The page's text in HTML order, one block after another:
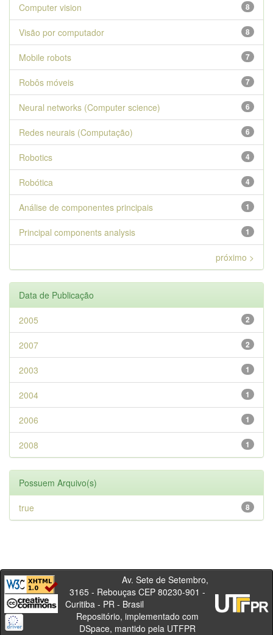
8
Computer vision
8
Visão por computador
7
Mobile robots
7
Robôs móveis
6
Neural networks (Computer science)
6
Redes neurais (Computação)
4
Robotics
4
Robótica
1
Análise de componentes principais
1
Principal components analysis
próximo >
Data de Publicação
2
2005
2
2007
1
2003
1
2004
1
2006
1
2008
Possuem Arquivo(s)
8
true
Av. Sete de Setembro,
3165 - Rebouças CEP 80230-901 -
Curitiba - PR - Brasil
Repositório, implementado com
DSpace, mantido pela UTFPR